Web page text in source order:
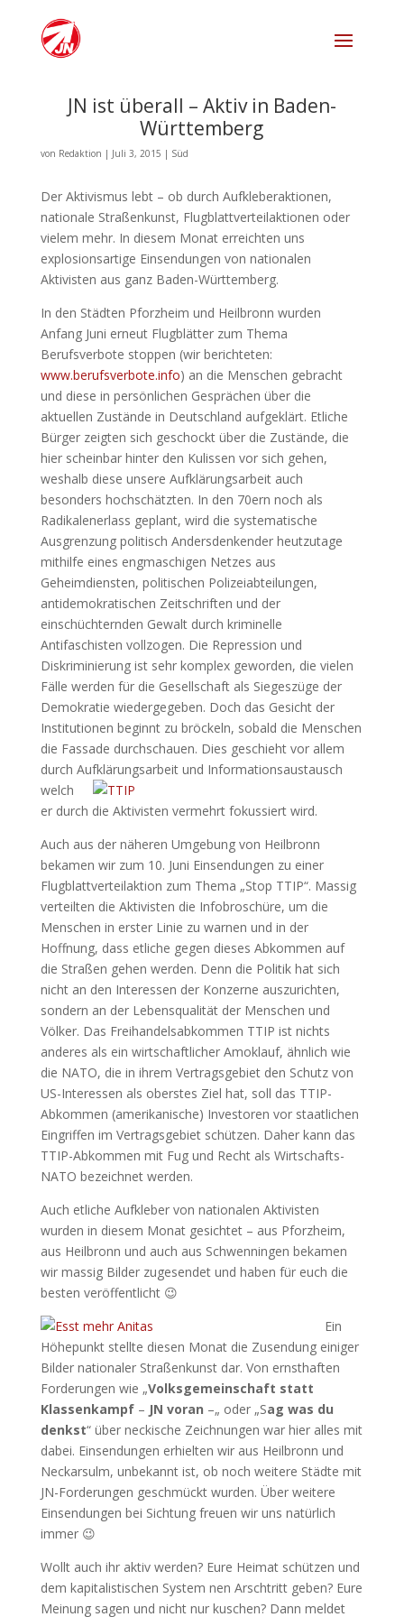
JN ist überall – Aktiv in Baden-
Württemberg
von Redaktion | Juli 3, 2015 | Süd
Der Aktivismus lebt – ob durch Aufkleberaktionen,
nationale Straßenkunst, Flugblattverteilaktionen oder
vielem mehr. In diesem Monat erreichten uns
explosionsartige Einsendungen von nationalen
Aktivisten aus ganz Baden-Württemberg.
In den Städten Pforzheim und Heilbronn wurden
Anfang Juni erneut Flugblätter zum Thema
Berufsverbote stoppen (wir berichteten:
www.berufsverbote.info) an die Menschen gebracht
und diese in persönlichen Gesprächen über die
aktuellen Zustände in Deutschland aufgeklärt. Etliche
Bürger zeigten sich geschockt über die Zustände, die
hier scheinbar hinter den Kulissen vor sich gehen,
weshalb diese unsere Aufklärungsarbeit auch
besonders hochschätzten. In den 70ern noch als
Radikalenerlass geplant, wird die systematische
Ausgrenzung politisch Andersdenkender heutzutage
mithilfe eines engmaschigen Netzes aus
Geheimdiensten, politischen Polizeiabteilungen,
antidemokratischen Zeitschriften und der
einschüchternden Gewalt durch kriminelle
Antifaschisten vollzogen. Die Repression und
Diskriminierung ist sehr komplex geworden, die vielen
Fälle werden für die Gesellschaft als Siegeszüge der
Demokratie wiedergegeben. Doch das Gesicht der
Institutionen beginnt zu bröckeln, sobald die Menschen
die Fassade durchschauen. Dies geschieht vor allem
durch Aufklärungsarbeit und Informationsaustausch
welch
er durch die Aktivisten vermehrt fokussiert wird.
Auch aus der näheren Umgebung von Heilbronn
bekamen wir zum 10. Juni Einsendungen zu einer
Flugblattverteilaktion zum Thema „Stop TTIP“. Massig
verteilten die Aktivisten die Infobroschüre, um die
Menschen in erster Linie zu warnen und in der
Hoffnung, dass etliche gegen dieses Abkommen auf
die Straßen gehen werden. Denn die Politik hat sich
nicht an den Interessen der Konzerne auszurichten,
sondern an der Lebensqualität der Menschen und
Völker. Das Freihandelsabkommen TTIP ist nichts
anderes als ein wirtschaftlicher Amoklauf, ähnlich wie
die NATO, die in ihrem Vertragsgebiet den Schutz von
US-Interessen als oberstes Ziel hat, soll das TTIP-
Abkommen (amerikanische) Investoren vor staatlichen
Eingriffen im Vertragsgebiet schützen. Daher kann das
TTIP-Abkommen mit Fug und Recht als Wirtschafts-
NATO bezeichnet werden.
Auch etliche Aufkleber von nationalen Aktivisten
wurden in diesem Monat gesichtet – aus Pforzheim,
aus Heilbronn und auch aus Schwenningen bekamen
wir massig Bilder zugesendet und haben für euch die
besten veröffentlicht 😉
Ein
Höhepunkt stellte diesen Monat die Zusendung einiger
Bilder nationaler Straßenkunst dar. Von ernsthaften
Forderungen wie „Volksgemeinschaft statt
Klassenkampf– JN voran –„ oder „Sag was du
denkst“ über neckische Zeichnungen war hier alles mit
dabei. Einsendungen erhielten wir aus Heilbronn und
Neckarsulm, unbekannt ist, ob noch weitere Städte mit
JN-Forderungen geschmückt wurden. Über weitere
Einsendungen bei Sichtung freuen wir uns natürlich
immer 😉
Wollt auch ihr aktiv werden? Eure Heimat schützen und
dem kapitalistischen System nen Arschtritt geben? Eure
Meinung sagen und nicht nur kuschen? Dann meldet